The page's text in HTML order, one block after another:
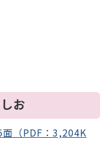
お
（PDF：3,204K